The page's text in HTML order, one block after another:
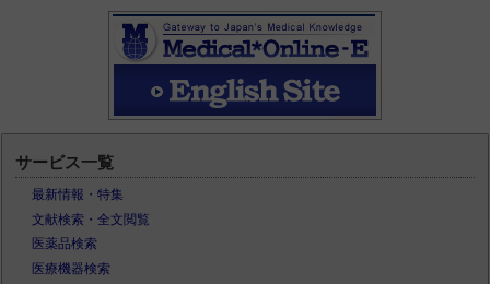
サービス一覧
最新情報・特集
文献検索・全文閲覧
医薬品検索
医療機器検索